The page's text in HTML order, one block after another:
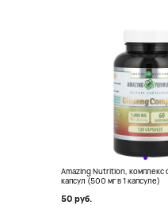
Amazing Nutrition,
капсул (500 мг в 1 капсуле)
50 руб.